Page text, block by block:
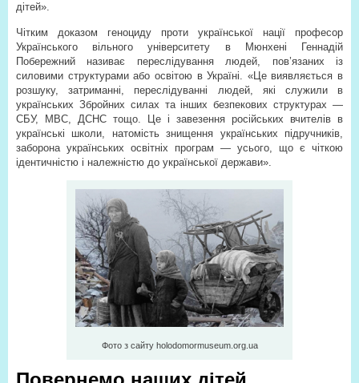
дітей».
Чітким доказом геноциду проти української нації професор
Українського вільного університету в Мюнхені Геннадій
Побережний називає переслідування людей, пов’язаних із
силовими структурами або освітою в Україні. «Це виявляється в
розшуку, затриманні, переслідуванні людей, які служили в
українських Збройних силах та інших безпекових структурах —
СБУ, МВС, ДСНС тощо. Це і завезення російських вчителів в
українські школи, натомість знищення українських підручників,
заборона українських освітніх програм — усього, що є чіткою
ідентичністю і належністю до української держави».
Фото з сайту holodomormuseum.org.ua